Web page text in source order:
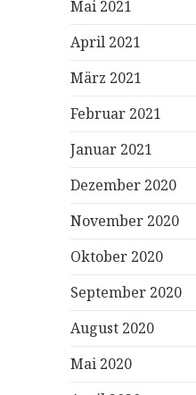
Mai 2021
April 2021
März 2021
Februar 2021
Januar 2021
Dezember 2020
November 2020
Oktober 2020
September 2020
August 2020
Mai 2020